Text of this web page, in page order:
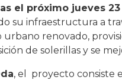
el próximo jueves
su infraestructura a
renovado,
de solerillas y se
, el proyecto consiste